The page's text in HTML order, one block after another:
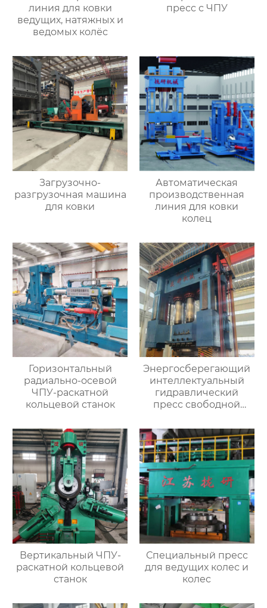
линия для ковки
ведущих, натяжных и
ведомых колёс
пресс с ЧПУ
Загрузочно-
разгрузочная машина
для ковки
Автоматическая
производственная
линия для ковки
колец
Горизонтальный
радиально-осевой
ЧПУ-раскатной
кольцевой станок
Энергосберегающий
интеллектуальный
гидравлический
пресс свободной
Вертикальный ЧПУ-
раскатной кольцевой
станок
Специальный пресс
для ведущих колес и
колес